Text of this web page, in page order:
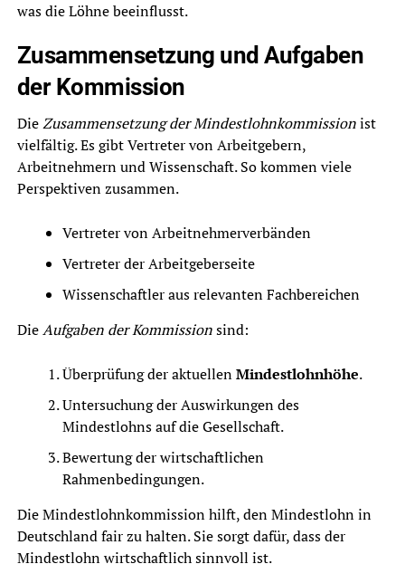
was die Löhne beeinflusst.
Zusammensetzung und Aufgaben
der Kommission
DieZusammensetzung der Mindestlohnkommissionist
vielfältig. Es gibt Vertreter von Arbeitgebern,
Arbeitnehmern und Wissenschaft. So kommen viele
Perspektiven zusammen.
Vertreter von Arbeitnehmerverbänden
Vertreter der Arbeitgeberseite
Wissenschaftler aus relevanten Fachbereichen
DieAufgaben der Kommissionsind:
Überprüfung der aktuellenMindestlohnhöhe.
Untersuchung der Auswirkungen des
Mindestlohns auf die Gesellschaft.
Bewertung der wirtschaftlichen
Rahmenbedingungen.
Die Mindestlohnkommission hilft, den Mindestlohn in
Deutschland fair zu halten. Sie sorgt dafür, dass der
Mindestlohn wirtschaftlich sinnvoll ist.